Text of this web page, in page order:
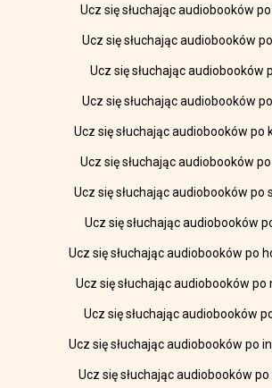
Ucz się słuchając audiobooków
Ucz się słuchając audiobooków
Ucz się słuchając audiobooków
Ucz się słuchając audiobooków
Ucz się słuchając audiobooków po
Ucz się słuchając audiobooków
Ucz się słuchając audiobooków po
Ucz się słuchając audiobooków
Ucz się słuchając audiobooków po
Ucz się słuchając audiobooków po
Ucz się słuchając audiobooków
Ucz się słuchając audiobooków po
Ucz się słuchając audiobooków